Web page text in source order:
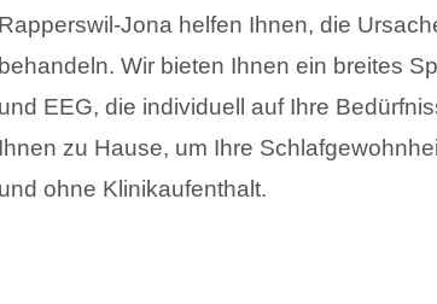
Rapperswil-Jona helfen Ihnen, die
behandeln. Wir bieten Ihnen ein breites
und EEG, die individuell auf Ihre
Ihnen zu Hause, um Ihre
und ohne Klinikaufenthalt.